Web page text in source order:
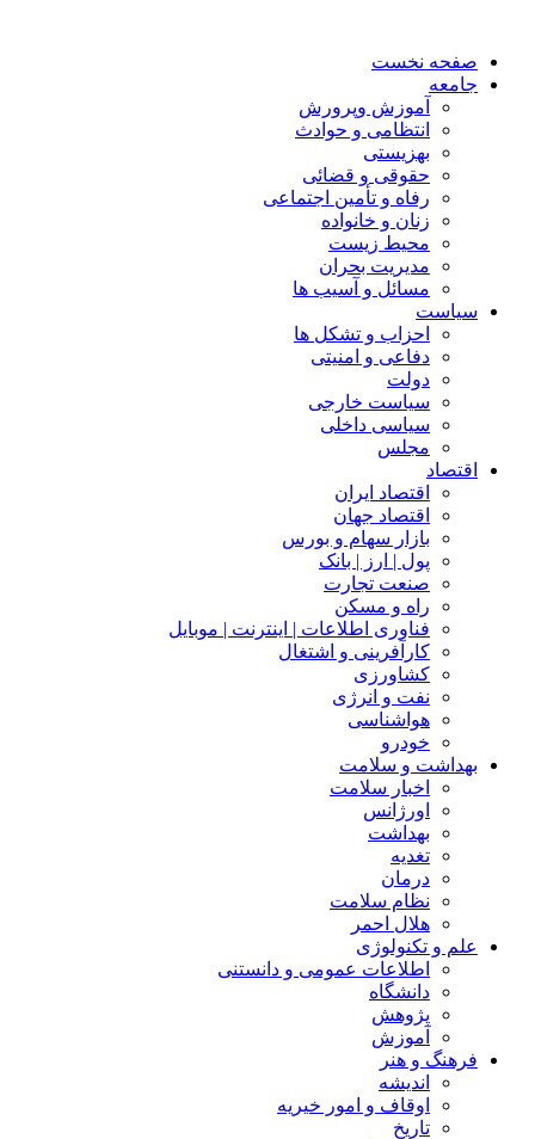
صفحه نخست
جامعه
آموزش وپرورش
انتظامی و حوادث
بهزیستی
حقوقی و قضائی
رفاه و تأمین اجتماعی
زنان و خانواده
محیط زیست
مدیریت بحران
مسائل و آسیب ها
سیاست
احزاب و تشکل ها
دفاعی و امنیتی
دولت
سیاست خارجی
سیاسی داخلی
مجلس
اقتصاد
اقتصاد ایران
اقتصاد جهان
بازار سهام و بورس
پول | ارز | بانک
صنعت تجارت
راه و مسکن
فناوری اطلاعات | اینترنت | موبایل
کارآفرینی و اشتغال
کشاورزی
نفت و انرژی
هواشناسی
خودرو
بهداشت و سلامت
اخبار سلامت
اورژانس
بهداشت
تغدیه
درمان
نظام سلامت
هلال احمر
علم و تکنولوژی
اطلاعات عمومی و دانستنی
دانشگاه
پژوهش
آموزش
فرهنگ و هنر
اندیشه
اوقاف و امور خیریه
تاریخ